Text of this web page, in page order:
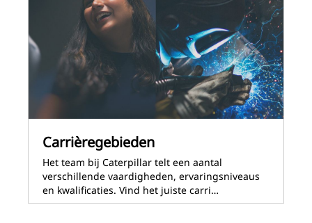
Carrièregebieden
Het team bij Caterpillar telt een aantal
verschillende vaardigheden, ervaringsniveaus
en kwalificaties. Vind het juiste carri…